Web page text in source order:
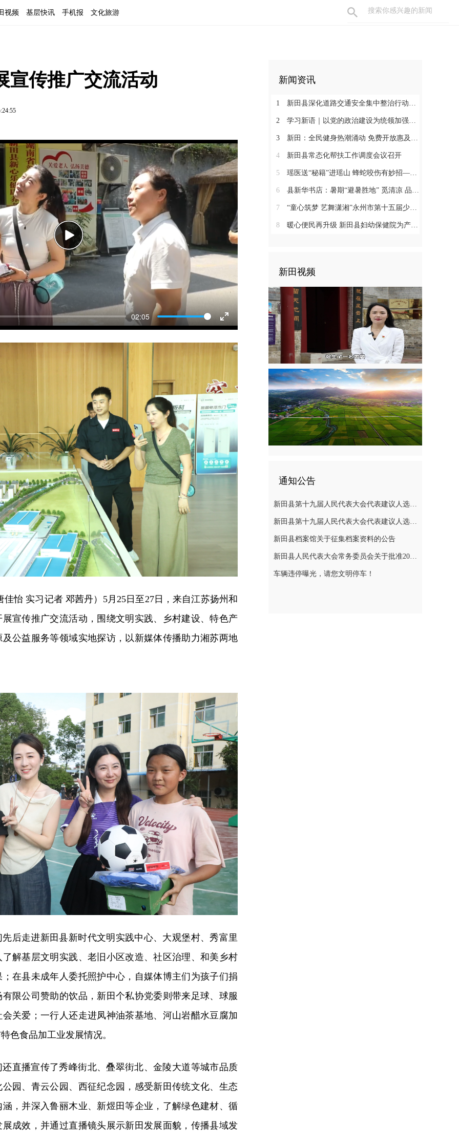
视频 基层快讯 手机报 文化旅游
宣传推广交流活动
02:05
Enter
fullscreen
Play
怡 实习记者 邓茜丹） 5月25日至27日，来自江苏扬州和
宣传推广交流活动，围绕文明实践、乡村建设、特色产
公益服务等领域实地探访，以新媒体传播助力湘苏两地
后走进新田县新时代文明实践中心、大观堡村、秀富里
解基层文明实践、老旧小区改造、社区治理、和美乡村
在县未成年人委托照护中心，自媒体博主们为孩子们捐
限公司赞助的饮品，新田个私协党委则带来足球、球服
关爱；一行人还走进凤神油茶基地、河山岩醋水豆腐加
色食品加工业发展情况。
直播宣传了秀峰街北、叠翠街北、金陵大道等城市品质
园、青云公园、西征纪念园，感受新田传统文化、生态
，并深入鲁丽木业、新煜田等企业，了解绿色建材、循
成效，并通过直播镜头展示新田发展面貌，传播县域发
新闻资讯
1 新田县深化道路交通安全集中整治行动工作会召开
2 学习新语｜以党的政治建设为统领加强党的各方面建设
3 新田：全民健身热潮涌动 免费开放惠及千家万户
4 新田县常态化帮扶工作调度会议召开
5 瑶医送“秘籍”进瑶山 蜂蛇咬伤有妙招——新田县起头岭村这场养生讲座接地气又实用
6 县新华书店：暑期“避暑胜地” 觅清凉 品书香
7 “童心筑梦 艺舞潇湘”永州市第十五届少儿音乐舞蹈大赛决赛在新田圆满落幕
8 暖心便民再升级 新田县妇幼保健院为产检孕妇提供免费早餐
新田视频
通知公告
新田县第十九届人民代表大会代表建议人选公示
新田县第十九届人民代表大会代表建议人选公示
新田县档案馆关于征集档案资料的公告
新田县人民代表大会常务委员会关于批准2025年县级决算的决议
车辆违停曝光，请您文明停车！